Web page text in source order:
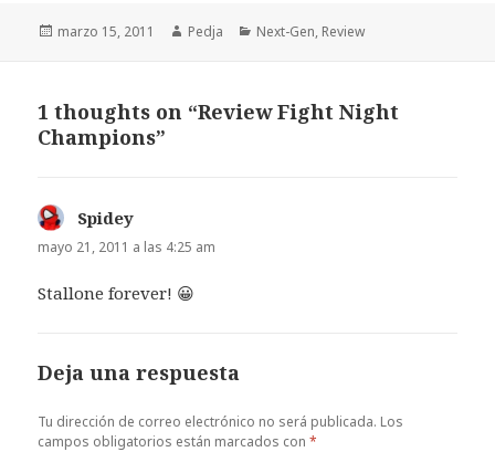
Publicado
marzo 15, 2011 Autor
Pedja Categorías
Next-Gen, Review
1 thoughts on “Review Fight Night
Champions”
Spidey
mayo 21, 2011 a las 4:25 am
Stallone forever! 😀
Deja una respuesta
Tu dirección de correo electrónico no será publicada. Los
campos obligatorios están marcados con*